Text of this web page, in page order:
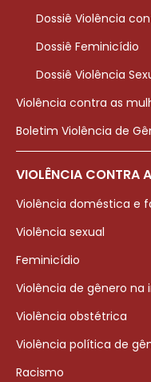
Dossiê Violência
Dossiê Feminicídio
Dossiê Violência
Violência contra as
Boletim Violência de
VIOLÊNCIA CONTRA
Violência doméstica e
Violência sexual
Feminicídio
Violência de gênero na
Violência obstétrica
Violência política de
Racismo